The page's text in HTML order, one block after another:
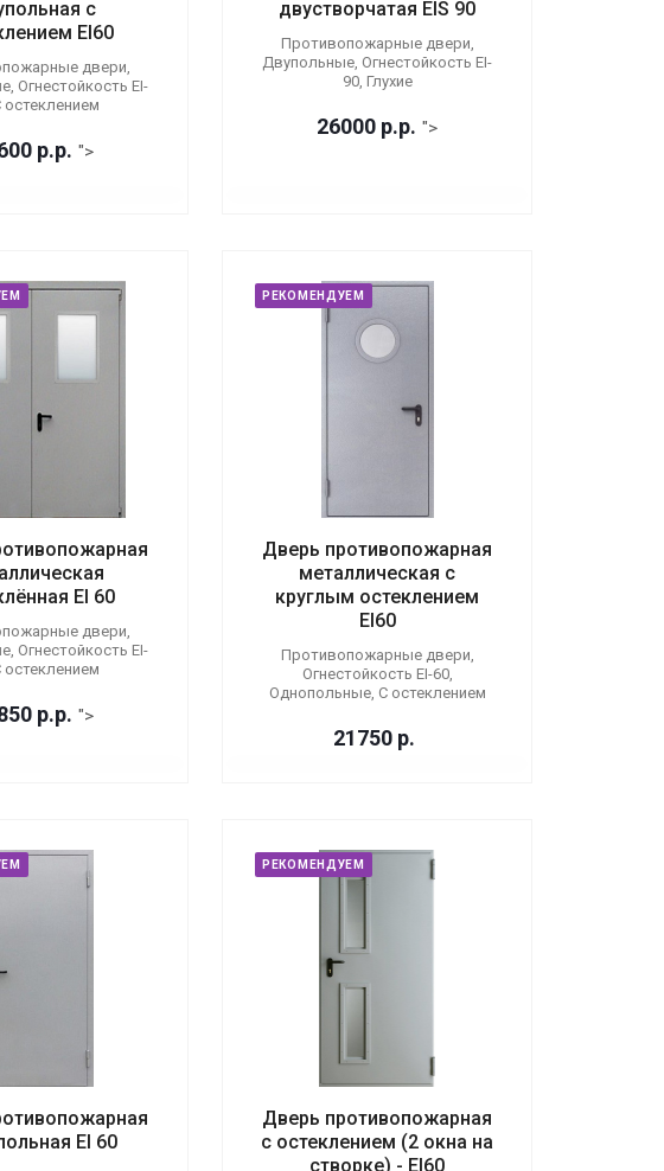
с
EI60
двери,
Огнестойкость EI-
остеклением
р.р. ">
двустворчатая EIS 90
Противопожарные двери,
Двупольные, Огнестойкость EI-
90, Глухие
26000 р.р. ">
EI 60
двери,
Огнестойкость EI-
остеклением
р.р. ">
РЕКОМЕНДУЕМ
Дверь противопожарная
металлическая с
круглым остеклением
EI60
Противопожарные двери,
Огнестойкость EI-60,
Однопольные, С остеклением
21750 р.
EI 60
РЕКОМЕНДУЕМ
Дверь противопожарная
с остеклением (2 окна на
створке) - EI60